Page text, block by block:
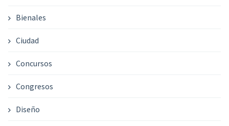
Bienales
Ciudad
Concursos
Congresos
Diseño